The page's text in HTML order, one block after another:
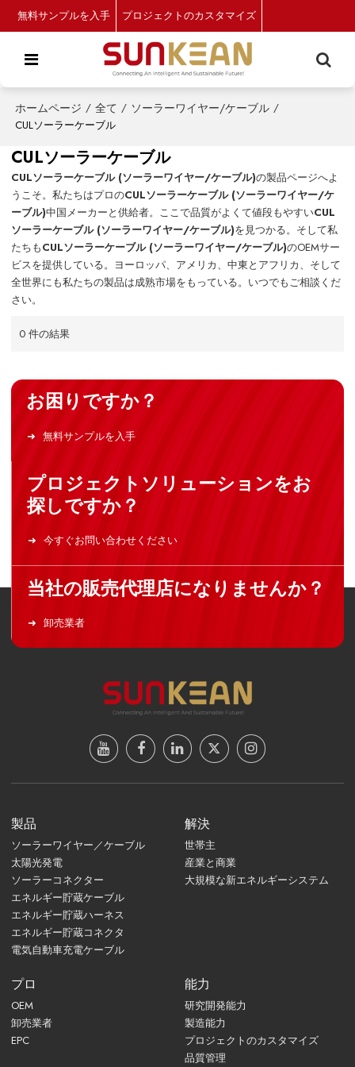
無料サンプルを入手 プロジェクトのカスタマイズ
ホームページ / 全て / ソーラーワイヤー/ケーブル /
CULソーラーケーブル
CULソーラーケーブル
CULソーラーケーブル (ソーラーワイヤー/ケーブル)の製品ページへよ
うこそ。私たちはプロのCULソーラーケーブル (ソーラーワイヤー/ケ
ーブル)中国メーカーと供給者。ここで品質がよくて値段もやすいCUL
ソーラーケーブル (ソーラーワイヤー/ケーブル)を見つかる。そして私
たちもCULソーラーケーブル (ソーラーワイヤー/ケーブル)のOEMサー
ビスを提供している。ヨーロッパ、アメリカ、中東とアフリカ、そして
全世界にも私たちの製品は成熟市場をもっている。いつでもご相談くだ
さい。
0 件の結果
お困りですか？
無料サンプルを入手
プロジェクトソリューションをお
探しですか？
今すぐお問い合わせください
当社の販売代理店になりませんか？
卸売業者
製品
ソーラーワイヤー／ケーブル
太陽光発電
ソーラーコネクター
エネルギー貯蔵ケーブル
エネルギー貯蔵ハーネス
エネルギー貯蔵コネクタ
電気自動車充電ケーブル
解決
世帯主
産業と商業
大規模な新エネルギーシステム
プロ
OEM
卸売業者
EPC
能力
研究開発能力
製造能力
プロジェクトのカスタマイズ
品質管理